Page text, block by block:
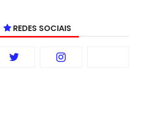
REDES SOCIAIS